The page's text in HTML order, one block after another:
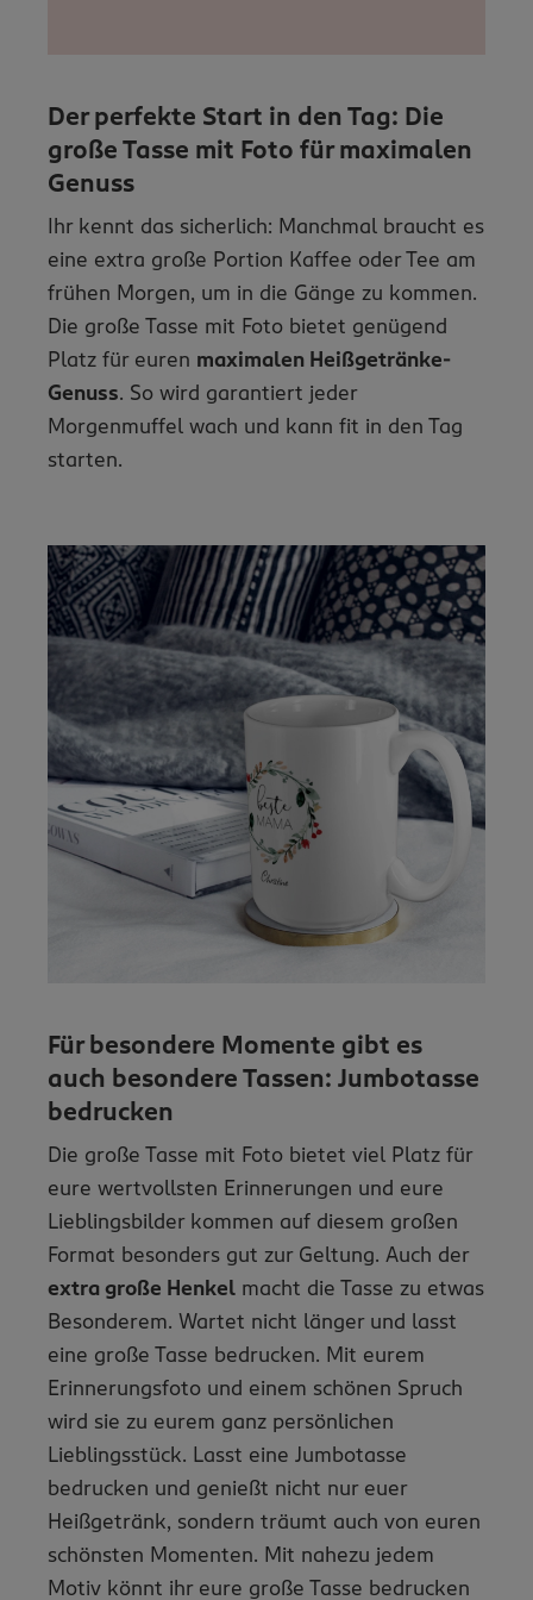
Der perfekte Start in den Tag: Die
große Tasse mit Foto für maximalen
Genuss
Ihr kennt das sicherlich: Manchmal braucht es
eine extra große Portion Kaffee oder Tee am
frühen Morgen, um in die Gänge zu kommen.
Die große Tasse mit Foto bietet genügend
Platz für euren maximalen Heißgetränke-
Genuss. So wird garantiert jeder
Morgenmuffel wach und kann fit in den Tag
starten.
Für besondere Momente gibt es
auch besondere Tassen: Jumbotasse
bedrucken
Die große Tasse mit Foto bietet viel Platz für
eure wertvollsten Erinnerungen und eure
Lieblingsbilder kommen auf diesem großen
Format besonders gut zur Geltung. Auch der
extra große Henkel macht die Tasse zu etwas
Besonderem. Wartet nicht länger und lasst
eine große Tasse bedrucken. Mit eurem
Erinnerungsfoto und einem schönen Spruch
wird sie zu eurem ganz persönlichen
Lieblingsstück. Lasst eine Jumbotasse
bedrucken und genießt nicht nur euer
Heißgetränk, sondern träumt auch von euren
schönsten Momenten. Mit nahezu jedem
Motiv könnt ihr eure große Tasse bedrucken